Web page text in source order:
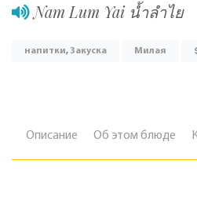
Nam Lum Yai น้ำลำไย
напитки, Закуска Милая
Описание Об этом блюде